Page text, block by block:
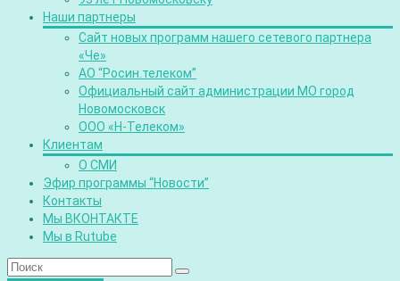
Наши партнеры
Сайт новых программ нашего сетевого партнера
«Че»
АО “Росин.телеком”
Официальный сайт администрации МО город
Новомосковск
ООО «Н-Телеком»
Клиентам
О СМИ
Эфир программы “Новости”
Контакты
Мы ВКОНТАКТЕ
Мы в Rutube